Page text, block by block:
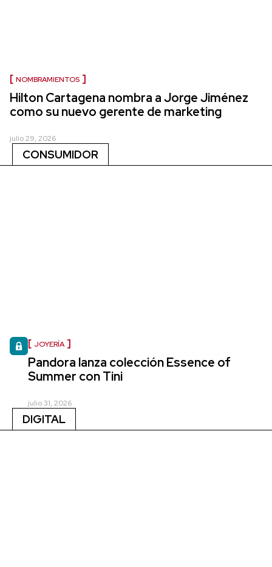
NOMBRAMIENTOS
Hilton Cartagena nombra a Jorge Jiménez
como su nuevo gerente de marketing
julio 29, 2026
CONSUMIDOR
JOYERÍA
Pandora lanza colección Essence of
Summer con Tini
julio 31, 2026
DIGITAL